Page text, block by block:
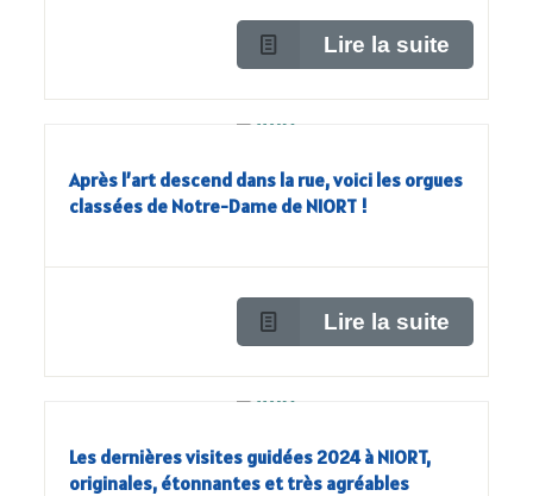
Lire la suite
Après l’art descend dans la rue, voici les orgues
classées de Notre-Dame de NIORT !
Lire la suite
Les dernières visites guidées 2024 à NIORT,
originales, étonnantes et très agréables